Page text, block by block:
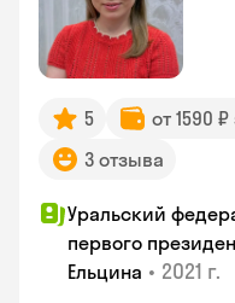
5 от 1590
3 отзыва
Уральский
первого
Ельцина • 2021 г.